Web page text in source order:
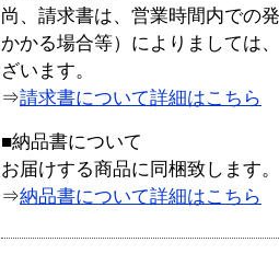
尚、請求書は、営業時間内での
かかる場合等）によりましては
ざいます。
⇒請求書について詳細はこちら
■納品書について
お届けする商品に同梱致します。
⇒納品書について詳細はこちら